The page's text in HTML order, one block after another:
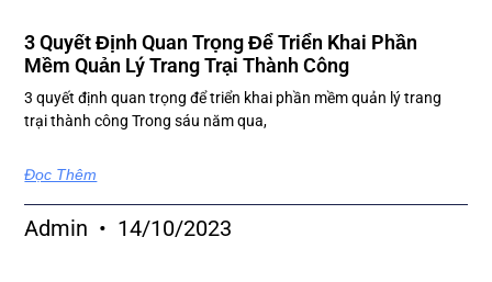
3 Quyết Định Quan Trọng Để Triển Khai Phần
Mềm Quản Lý Trang Trại Thành Công
3 quyết định quan trọng để triển khai phần mềm quản lý trang
trại thành công Trong sáu năm qua,
Đọc Thêm
Admin 14/10/2023